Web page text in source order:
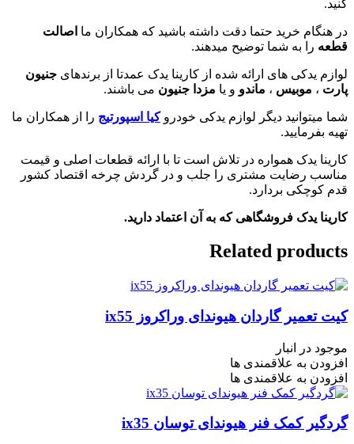
کنید.
در هنگام خرید حتما دقت داشته باشید که همکاران ما اصالت
قطعه را به شما توضیح میدهند.
لوازم یدکی های ارائه شده از کارینا یدک عمدتا از برندهای جنیون
پارت ، موبیس ، ماندو و یا مزدا جنیون می باشند.
شما میتوانید دیگر لوازم یدکی خودروکیا اسپورتیج را از همکاران ما
تهیه بفرمایید.
کارینا یدک همواره در تلاش است تا با ارائه قطعات اصلی و قیمت
مناسب رضایت مشتری را جلب و در گردش چرخه اقتصاد کشور
قدم کوچکی بردارد.
کارینا یدک فروشگاهی که به آن اعتماد دارید.
Related products
کیت تعمیر گاردان هیوندای وراکروز ix55
موجود در انبار
افزودن به علاقمندی ها
افزودن به علاقمندی ها
گردگیر کمک فنر هیوندای توسان ix35